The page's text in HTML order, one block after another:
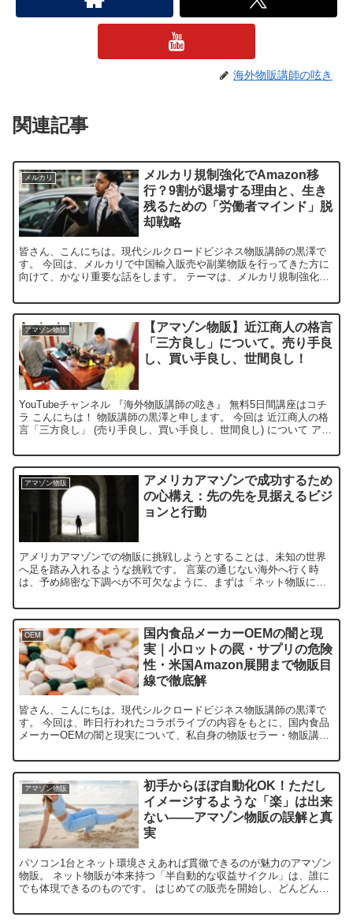
海外物販講師の呟き
関連記事
メルカリ
メルカリ規制強化でAmazon移
行？9割が退場する理由と、生き
残るための「労働者マインド」脱
却戦略
皆さん、こんにちは。現代シルクロードビジネス物販講師の黒澤で
す。 今回は、メルカリで中国輸入販売や副業物販を行ってきた方に
向けて、かなり重要な話をします。 テーマは、メルカリ規制強化後
アマゾン物販
【アマゾン物販】近江商人の格言
「三方良し」について。売り手良
し、買い手良し、世間良し！
YouTubeチャンネル 『海外物販講師の呟き』 無料5日間講座はコチ
ラ こんにちは！ 物販講師の黒澤と申します。 今回は 近江商人の格
言「三方良し」 (売り手良し、買い手良し、世間良し) について アマ
アマゾン物販
アメリカアマゾンで成功するため
の心構え：先の先を見据えるビジ
ョンと行動
アメリカアマゾンでの物販に挑戦しようとすることは、未知の世界
へ足を踏み入れるような挑戦です。 言葉の通じない海外へ行く時
は、予め綿密な下調べが不可欠なように、まずは「ネット物販に適
う...
OEM
国内食品メーカーOEMの闇と現
実｜小ロットの罠・サプリの危険
性・米国Amazon展開まで物販目
線で徹底解
皆さん、こんにちは。現代シルクロードビジネス物販講師の黒澤で
す。 今回は、昨日行われたコラボライブの内容をもとに、国内食品
メーカーOEMの闇と現実について、私自身の物販セラー・物販講師
アマゾン物販
初手からほぼ自動化OK！ただし
イメージするような「楽」は出来
ない――アマゾン物販の誤解と真
実
パソコン1台とネット環境さえあれば貫徹できるのが魅力のアマゾン
物販。 ネット物販が本来持つ「半自動的な収益サイクル」は、誰に
でも体現できるのものです。 はじめての販売を開始し、どんどん売